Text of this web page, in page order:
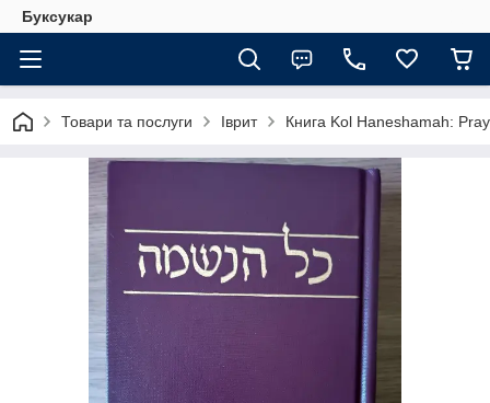
Буксукар
Товари та послуги Іврит Книга Kol Haneshamah: